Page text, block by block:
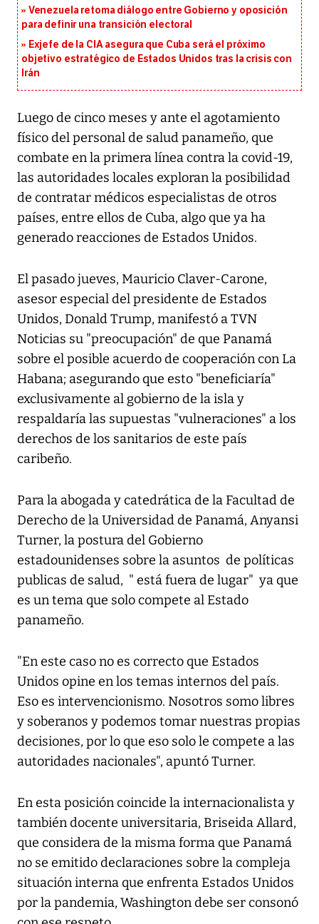
Venezuela retoma diálogo entre Gobierno y oposición
para definir una transición electoral
Exjefe de la CIA asegura que Cuba será el próximo
objetivo estratégico de Estados Unidos tras la crisis con
Irán
Luego de cinco meses y ante el agotamiento
físico del personal de salud panameño, que
combate en la primera línea contra la covid-19,
las autoridades locales exploran la posibilidad
de contratar médicos especialistas de otros
países, entre ellos de Cuba, algo que ya ha
generado reacciones de Estados Unidos.
El pasado jueves, Mauricio Claver-Carone,
asesor especial del presidente de Estados
Unidos, Donald Trump, manifestó aTVN
Noticias su "preocupación" de que Panamá
sobre el posible acuerdo de cooperación con La
Habana; asegurando que esto "beneficiaría"
exclusivamente al gobierno de la isla y
respaldaría las supuestas "vulneraciones" a los
derechos de los sanitarios de este país
caribeño.
Para la abogada y catedrática de la Facultad de
Derecho de la Universidad de Panamá, Anyansi
Turner, la postura del Gobierno
estadounidenses sobre la asuntos de políticas
publicas de salud, " está fuera de lugar" ya que
es un tema que solo compete al Estado
panameño.
"En este caso no es correcto que Estados
Unidos opine en los temas internos del país.
Eso es intervencionismo. Nosotros somo libres
y soberanos y podemos tomar nuestras propias
decisiones, por lo que eso solo le compete a las
autoridades nacionales", apuntó Turner.
En esta posición coincide la internacionalista y
también docente universitaria, Briseida Allard,
que considera de la misma forma que Panamá
no se emitido declaraciones sobre la compleja
situación interna que enfrenta Estados Unidos
por la pandemia, Washington debe ser consonó